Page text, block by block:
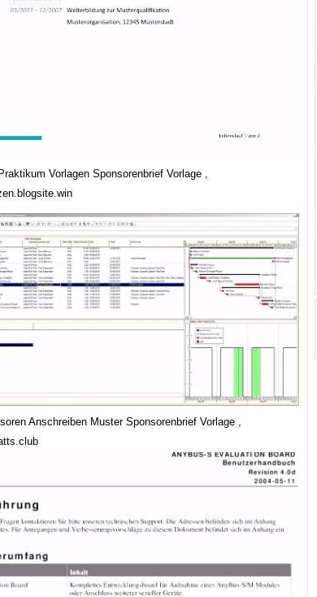
Vorlagen Sponsorenbrief Vorlage ,
Anschreiben Muster Sponsorenbrief Vorlage ,